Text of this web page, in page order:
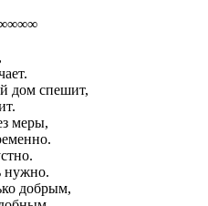
дом спешит,
меры,
нужно.
добрым,